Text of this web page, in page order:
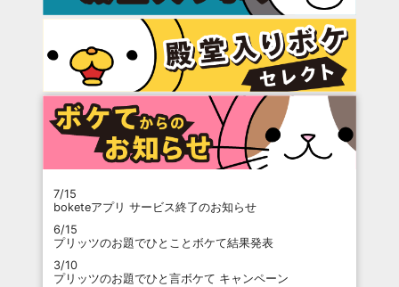
7/15
boketeアプリ サービス終了のお知らせ
6/15
プリッツのお題でひとことボケて結果発表
3/10
プリッツのお題でひと言ボケて キャンペーン